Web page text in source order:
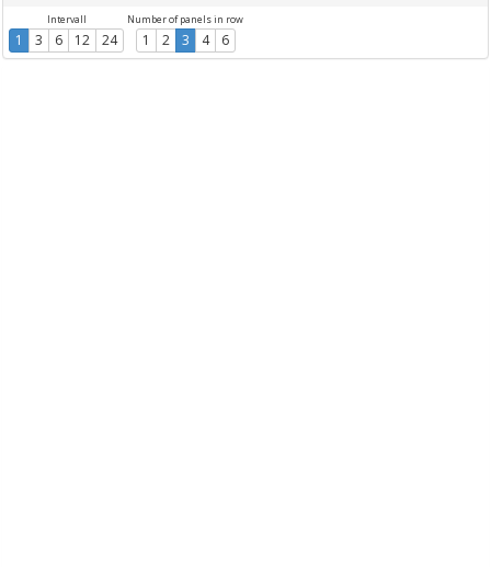
Intervall
1 3 6 12 24
Number of panels in row
1 2 3 4 6